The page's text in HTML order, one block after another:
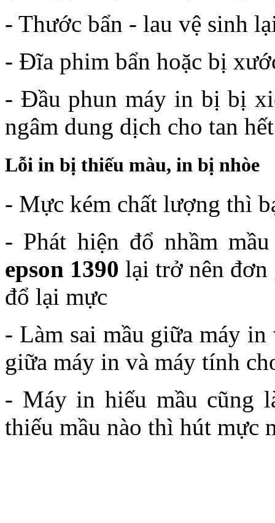
- Thước bẩn - lau vệ sinh
- Đĩa phim bẩn hoặc bị
- Đầu phun máy in bị bị
ngâm dung dịch cho tan
Lỗi in bị thiếu màu, in bị nhòe
- Mực kém chất lượng thì
- Phát hiện đổ nhầm
epson 1390 lại trở nên đơn
đổ lại mực
- Làm sai mầu giữa máy
giữa máy in và máy tính
- Máy in hiếu mầu cũng
thiếu mầu nào thì hút mực